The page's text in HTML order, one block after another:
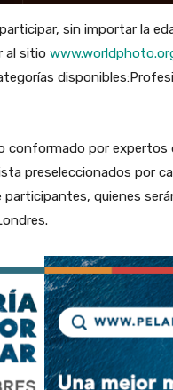
sin importar la
al sitio
conformado por
preseleccionados por
quienes